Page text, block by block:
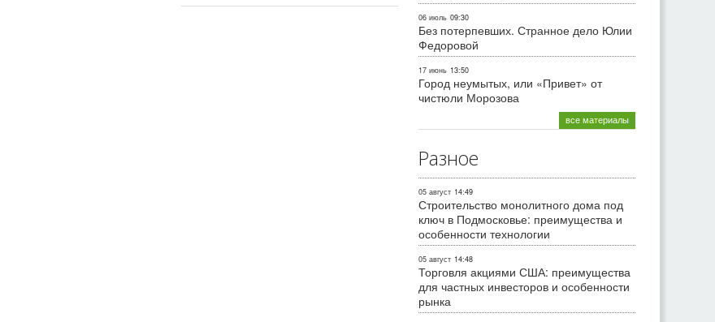
06 июль 09:30
Без потерпевших. Странное дело Юлии
Федоровой
17 июнь 13:50
Город неумытых, или «Привет» от
чистюли Морозова
все материалы
Разное
05 август 14:49
Строительство монолитного дома под
ключ в Подмосковье: преимущества и
особенности технологии
05 август 14:48
Торговля акциями США: преимущества
для частных инвесторов и особенности
рынка